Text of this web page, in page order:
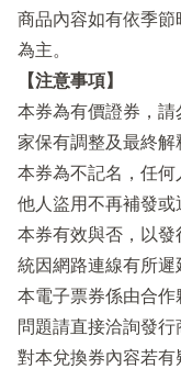
商品內容如有依季
為主。
【注意事項】
本券為有價證券，
家保有調整及最終解
本券為不記名，任
他人盜用不再補發或
本券有效與否，以
統因網路連線有所遲
本電子票券係由合
問題請直接洽詢發行
對本兌換券內容若